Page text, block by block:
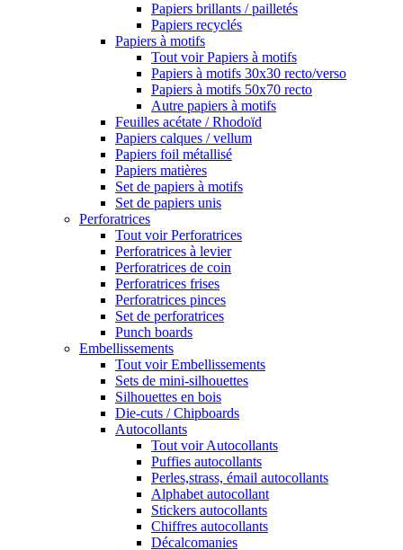
Papiers brillants / pailletés
Papiers recyclés
Papiers à motifs
Tout voir Papiers à motifs
Papiers à motifs 30x30 recto/verso
Papiers à motifs 50x70 recto
Autre papiers à motifs
Feuilles acétate / Rhodoïd
Papiers calques / vellum
Papiers foil métallisé
Papiers matières
Set de papiers à motifs
Set de papiers unis
Perforatrices
Tout voir Perforatrices
Perforatrices à levier
Perforatrices de coin
Perforatrices frises
Perforatrices pinces
Set de perforatrices
Punch boards
Embellissements
Tout voir Embellissements
Sets de mini-silhouettes
Silhouettes en bois
Die-cuts / Chipboards
Autocollants
Tout voir Autocollants
Puffies autocollants
Perles,strass, émail autocollants
Alphabet autocollant
Stickers autocollants
Chiffres autocollants
Décalcomanies